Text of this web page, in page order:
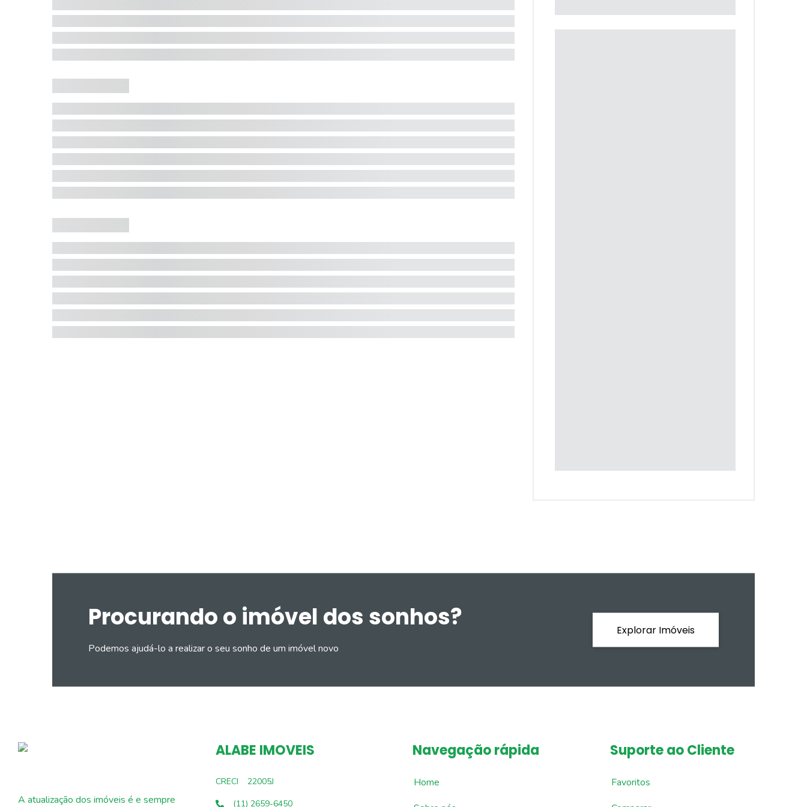
Procurando o imóvel dos sonhos?
Podemos ajudá-lo a realizar o seu sonho de um imóvel novo
Explorar Imóveis
A atualização dos imóveis é e sempre
ALABE IMOVEIS
CRECI
22005J
(11) 2659-6450
Navegação rápida
Home
Suporte ao Cliente
Favoritos